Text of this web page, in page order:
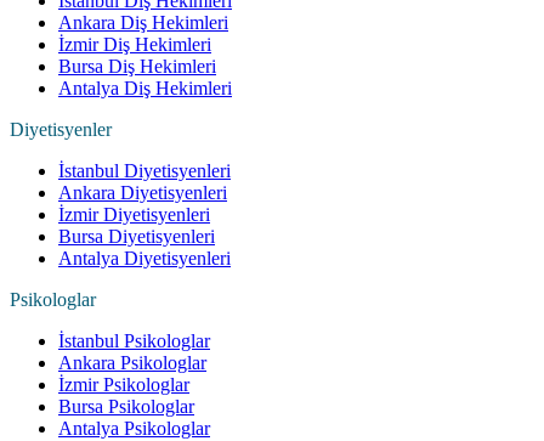
Ankara Diş Hekimleri
İzmir Diş Hekimleri
Bursa Diş Hekimleri
Antalya Diş Hekimleri
Diyetisyenler
İstanbul Diyetisyenleri
Ankara Diyetisyenleri
İzmir Diyetisyenleri
Bursa Diyetisyenleri
Antalya Diyetisyenleri
Psikologlar
İstanbul Psikologlar
Ankara Psikologlar
İzmir Psikologlar
Bursa Psikologlar
Antalya Psikologlar